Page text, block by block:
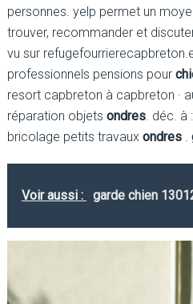
personnes. yelp permet un
trouver, recommander et
vu sur
professionnels pensions pour
resort capbreton à capbreton ·
réparation objets ondres. déc. à
bricolage petits travaux ondres.
Voir aussi : garde chien